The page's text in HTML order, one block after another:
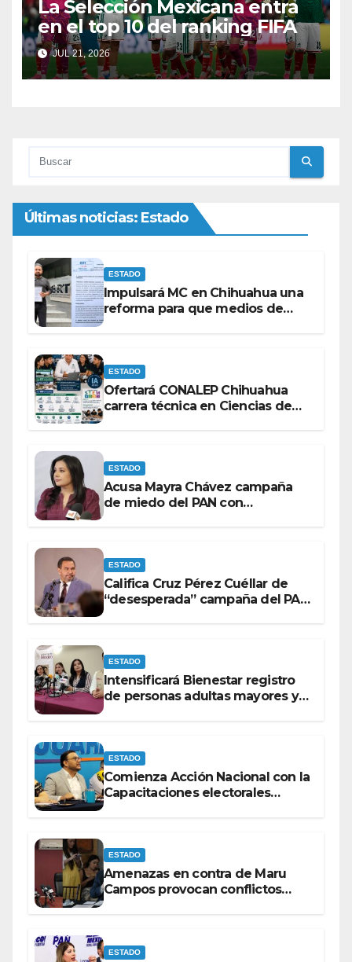
La Selección Mexicana entra
en el top 10 del ranking FIFA
JUL 21, 2026
Últimas noticias: Estado
ESTADO
Impulsará MC en Chihuahua una
reforma para que medios de
ESTADO
Ofertará CONALEP Chihuahua
carrera técnica en Ciencias de
ESTADO
Acusa Mayra Chávez campaña
de miedo del PAN con
ESTADO
Califica Cruz Pérez Cuéllar de
“desesperada” campaña del PAN
ESTADO
Intensificará Bienestar registro
de personas adultas mayores y
ESTADO
Comienza Acción Nacional con la
Capacitaciones electorales
ESTADO
Amenazas en contra de Maru
Campos provocan conflictos
ESTADO